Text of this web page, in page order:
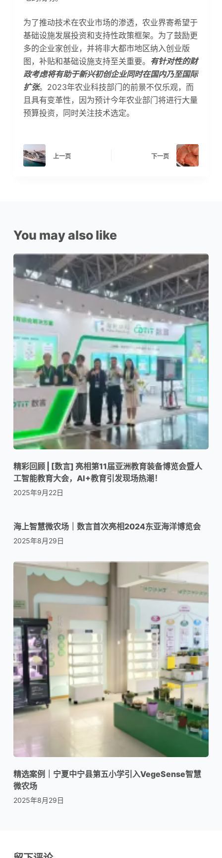
为了推动技术在农业市场的渗透，农业界寄希望于
基础设施发展投资和支持性政策框架。为了鼓励更
多的企业家创业，并将非大都市地区纳入创业版
图，补贴和基础设施支持至关重要。 有针对性的财
政考虑将有助于新兴初创企业同时在国内乃至国际
扩张。2023年农业科技部门的前景不仅乐观，而
且具有变革性，因为预计今年农业部门将进行大量
预算投资，同时关注技术选定。
上一页 下一页
You may also like
精彩回顾 | [数言] 亮相第11届亚洲教育装备博览会暨人
工智能教育大会，AI+教育引发现场热潮！
2025年9月22日
海上智慧微农场｜数言首次亮相2024东亚海洋博览会
2025年8月29日
精选案例｜宁夏中宁县第五小学引入VegeSense智慧
微农场
2025年8月29日